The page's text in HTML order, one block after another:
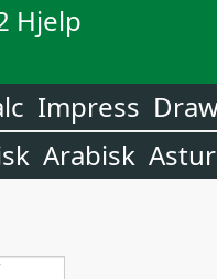
Hjelp
Impress
Arabisk